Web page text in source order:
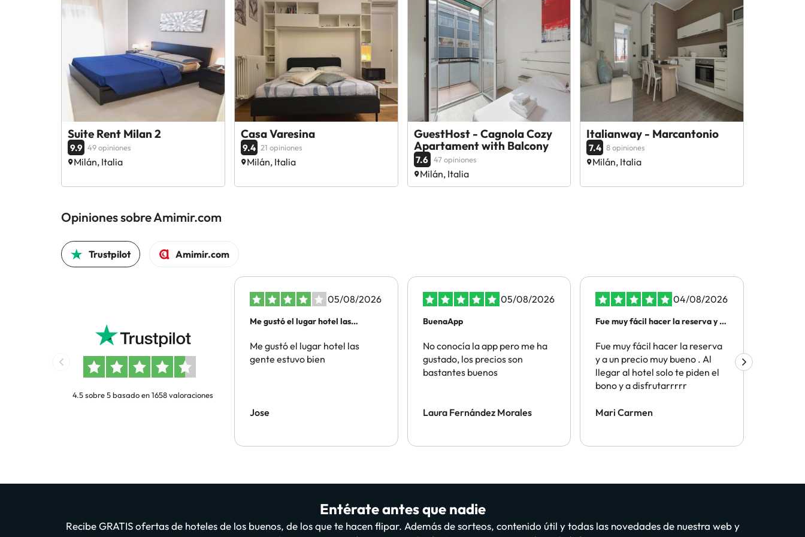
Suite Rent Milan 2
9.9 49 opiniones
Milán, Italia
Casa Varesina
9.4 21 opiniones
Milán, Italia
GuestHost - Cagnola Cozy
Apartament with Balcony
7.6 47 opiniones
Milán, Italia
Italianway - Marcantonio
7.4 8 opiniones
Milán, Italia
Opiniones sobre Amimir.com
Trustpilot Amimir.com
4.5 sobre 5 basado en 1658 valoraciones
05/08/2026
Me gustó el lugar hotel las
Me gustó el lugar hotel las
gente estuvo bien
Jose
05/08/2026
BuenaApp
No conocía la app pero me ha
gustado, los precios son
bastantes buenos
Laura Fernández Morales
04/08/2026
Fue muy fácil hacer la reserva y a
Fue muy fácil hacer la reserva
y a un precio muy bueno . Al
llegar al hotel solo te piden el
bono y a disfrutarrrrr
Mari Carmen
Entérate antes que nadie
Recibe GRATIS ofertas de hoteles de los buenos, de los que te hacen flipar. Además de sorteos, contenido útil y todas las novedades de nuestra web y